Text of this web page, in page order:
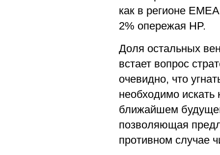
как в регионе
2% опережая HP.
Доля остальных
встает вопрос
очевидно, что
необходимо
ближайшем
позволяющая
противном случае